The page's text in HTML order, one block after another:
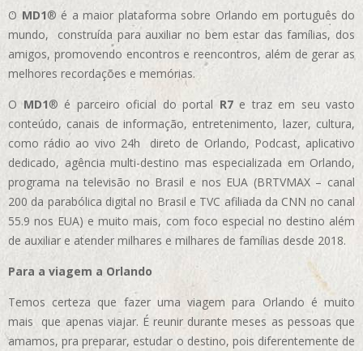
O MD1® é a maior plataforma sobre Orlando em português do
mundo, construída para auxiliar no bem estar das famílias, dos
amigos, promovendo encontros e reencontros, além de gerar as
melhores recordações e memórias.
OMD1® é parceiro oficial do portal R7e traz em seu vasto
conteúdo, canais de informação, entretenimento, lazer, cultura,
como rádio ao vivo 24h direto de Orlando, Podcast, aplicativo
dedicado, agência multi-destino mas especializada em Orlando,
programa na televisão no Brasil e nos EUA (BRTVMAX – canal
200 da parabólica digital no Brasil e TVC afiliada da CNN no canal
55.9 nos EUA) e muito mais, com foco especial no destino além
de auxiliar e atender milhares e milhares de famílias desde 2018.
Para a viagem a Orlando
Temos certeza que fazer uma viagem para Orlando é muito
mais que apenas viajar. É reunir durante meses as pessoas que
amamos, pra preparar, estudar o destino, pois diferentemente de